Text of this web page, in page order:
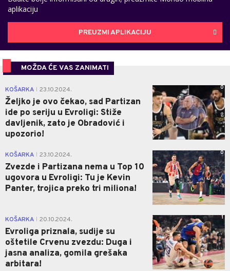
aplikaciju
PREUZMI APLIKACIJU
MOŽDA ĆE VAS ZANIMATI
KOŠARKA 23.10.2024.
Željko je ovo čekao, sad Partizan
ide po seriju u Evroligi: Stiže
davljenik, zato je Obradović i
upozorio!
0
KOŠARKA 23.10.2024.
Zvezde i Partizana nema u Top 10
ugovora u Evroligi: Tu je Kevin
Panter, trojica preko tri miliona!
0
KOŠARKA 20.10.2024.
Evroliga priznala, sudije su
oštetile Crvenu zvezdu: Duga i
jasna analiza, gomila grešaka
arbitara!
1